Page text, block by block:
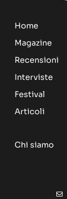
Home
Magazine
Recensioni
Interviste
Festival
Articoli
Chi siamo